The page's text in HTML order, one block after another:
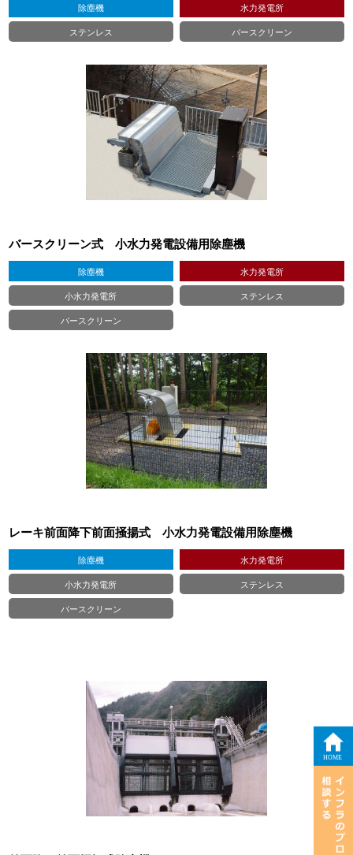
除塵機
水力発電所
ステンレス
バースクリーン
バースクリーン式 小水力発電設備用除塵機
除塵機
水力発電所
小水力発電所
ステンレス
バースクリーン
レーキ前面降下前面掻揚式 小水力発電設備用除塵機
除塵機
水力発電所
小水力発電所
ステンレス
バースクリーン